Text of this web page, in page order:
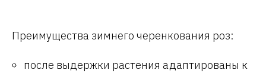
Преимущества зимнего черенкования роз:
после выдержки растения адаптированы к